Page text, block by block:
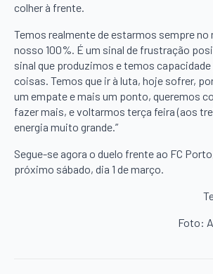
colher à frente.
Temos realmente de estarmos sempre
nosso 100%. É um sinal de frustração
sinal que produzimos e temos
coisas. Temos que ir à luta, hoje sofrer,
um empate e mais um ponto, queremos
fazer mais, e voltarmos terça feira (aos
energia muito grande.”
Segue-se agora o duelo frente ao FC
próximo sábado, dia 1 de março.
Foto: